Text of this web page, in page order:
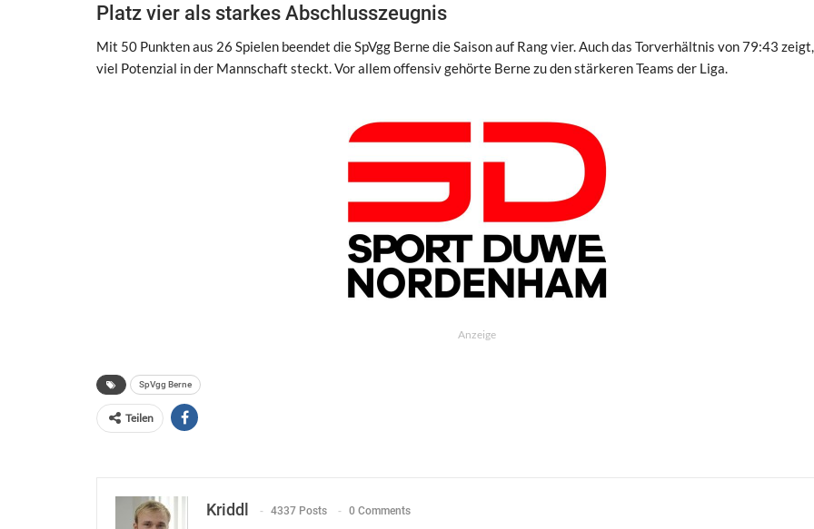
Platz vier als starkes Abschlusszeugnis
Mit 50 Punkten aus 26 Spielen beendet die SpVgg Berne die Saison auf Rang vier. Auch das Torverhältnis von 79:43
viel Potenzial in der Mannschaft steckt. Vor allem offensiv gehörte Berne zu den stärkeren Teams der Liga.
Anzeige
SpVgg Berne
Teilen
Kriddl 4337 Posts 0 Comments